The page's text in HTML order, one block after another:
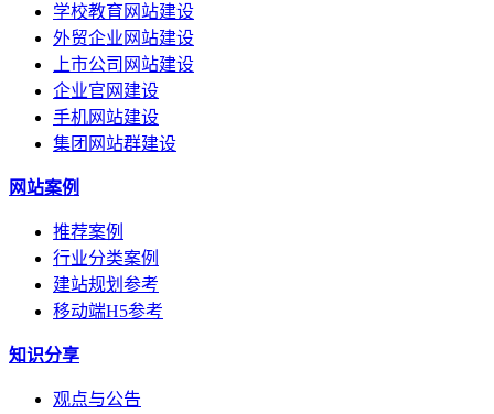
学校教育网站建设
外贸企业网站建设
上市公司网站建设
企业官网建设
手机网站建设
集团网站群建设
网站案例
推荐案例
行业分类案例
建站规划参考
移动端H5参考
知识分享
观点与公告